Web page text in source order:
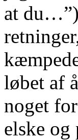
at du…”)
løbet af
noget
elske og